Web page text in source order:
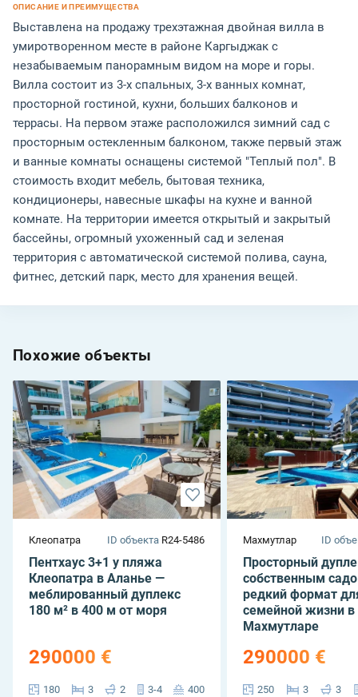
Выставлена на продажу трехэтажная двойная вилла в
умиротворенном месте в районе Каргыджак с
незабываемым панорамным видом на море и горы.
Вилла состоит из 3-х спальных, 3-х ванных комнат,
просторной гостиной, кухни, больших балконов и
террасы. На первом этаже расположился зимний сад с
просторным остекленным балконом, также первый этаж
и ванные комнаты оснащены системой "Теплый пол". В
стоимость входит мебель, бытовая техника,
кондиционеры, навесные шкафы на кухне и ванной
комнате. На территории имеется открытый и закрытый
бассейны, огромный ухоженный сад и зеленая
территория с автоматической системой полива, сауна,
фитнес, детский парк, место для хранения вещей.
Похожие объекты
Клеопатра ID объекта R24-5486
Пентхаус 3+1 у пляжа
Клеопатра в Аланье —
меблированный дуплекс
180 м² в 400 м от моря
290000 €
180 3 2 3-4 400
Махмутлар ID
Просторный
собственным
редкий формат
семейной жизни в
Махмутларе
290000 €
250 3 3